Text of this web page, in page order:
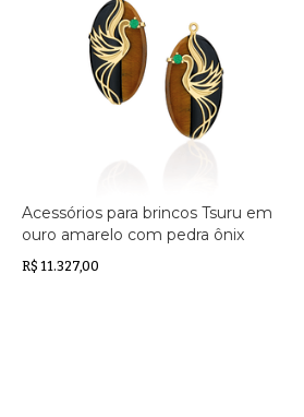
Acessórios para brincos Tsuru em
ouro amarelo com pedra ônix
com olho de tigre e esmeraldas
R$ 11.327,00